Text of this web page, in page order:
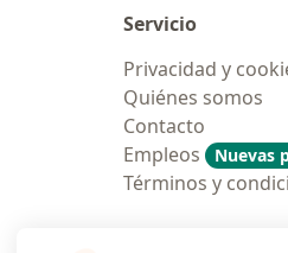
Servicio
Privacidad y
Quiénes somos
Contacto
Empleos
Nuevas
Términos y